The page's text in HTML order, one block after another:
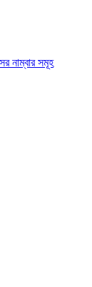
নাম্বার সমূহ